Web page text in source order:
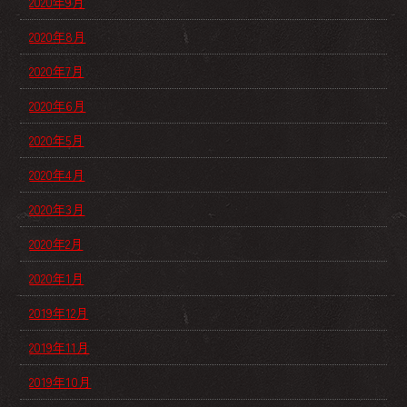
2020年8月
2020年7月
2020年6月
2020年5月
2020年4月
2020年3月
2020年2月
2020年1月
2019年12月
2019年11月
2019年10月